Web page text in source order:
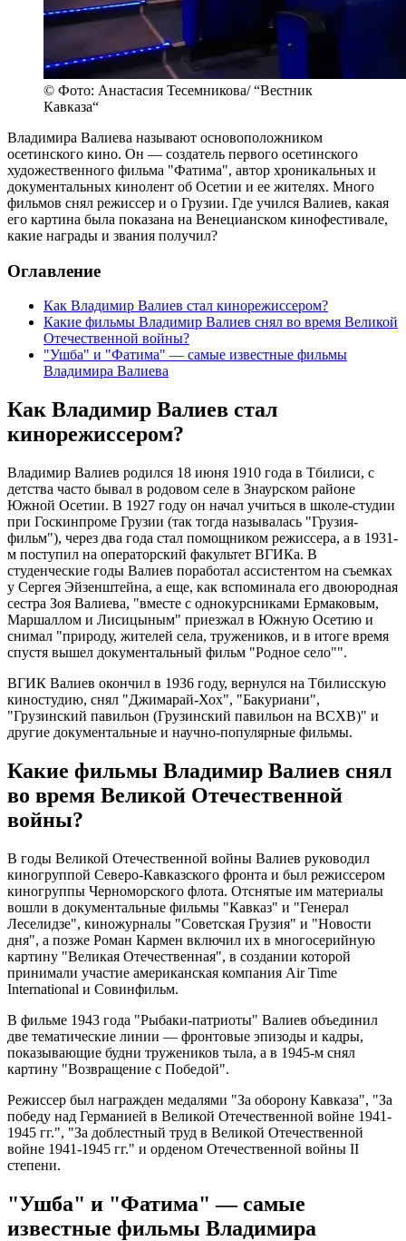
© Фото: Анастасия Тесемникова/ “Вестник
Кавказа“
Владимира Валиева называют основоположником
осетинского кино. Он — создатель первого осетинского
художественного фильма "Фатима", автор хроникальных и
документальных кинолент об Осетии и ее жителях. Много
фильмов снял режиссер и о Грузии. Где учился Валиев, какая
его картина была показана на Венецианском кинофестивале,
какие награды и звания получил?
Оглавление
Как Владимир Валиев стал кинорежиссером?
Какие фильмы Владимир Валиев снял во время Великой
Отечественной войны?
"Ушба" и "Фатима" — самые известные фильмы
Владимира Валиева
Как Владимир Валиев стал
кинорежиссером?
Владимир Валиев родился 18 июня 1910 года в Тбилиси, с
детства часто бывал в родовом селе в Знаурском районе
Южной Осетии. В 1927 году он начал учиться в школе-студии
при Госкинпроме Грузии (так тогда называлась "Грузия-
фильм"), через два года стал помощником режиссера, а в 1931-
м поступил на операторский факультет ВГИКа. В
студенческие годы Валиев поработал ассистентом на съемках
у Сергея Эйзенштейна, а еще, как вспоминала его двоюродная
сестра Зоя Валиева, "вместе с однокурсниками Ермаковым,
Маршаллом и Лисицыным" приезжал в Южную Осетию и
снимал "природу, жителей села, тружеников, и в итоге время
спустя вышел документальный фильм "Родное село"".
ВГИК Валиев окончил в 1936 году, вернулся на Тбилисскую
киностудию, снял "Джимарай-Хох", "Бакуриани",
"Грузинский павильон (Грузинский павильон на ВСХВ)" и
другие документальные и научно-популярные фильмы.
Какие фильмы Владимир Валиев снял
во время Великой Отечественной
войны?
В годы Великой Отечественной войны Валиев руководил
киногруппой Северо-Кавказского фронта и был режиссером
киногруппы Черноморского флота. Отснятые им материалы
вошли в документальные фильмы "Кавказ" и "Генерал
Леселидзе", киножурналы "Советская Грузия" и "Новости
дня", а позже Роман Кармен включил их в многосерийную
картину "Великая Отечественная", в создании которой
принимали участие американская компания Air Time
International и Совинфильм.
В фильме 1943 года "Рыбаки-патриоты" Валиев объединил
две тематические линии — фронтовые эпизоды и кадры,
показывающие будни тружеников тыла, а в 1945-м снял
картину "Возвращение с Победой".
Режиссер был награжден медалями "За оборону Кавказа", "За
победу над Германией в Великой Отечественной войне 1941-
1945 гг.", "За доблестный труд в Великой Отечественной
войне 1941-1945 гг." и орденом Отечественной войны II
степени.
"Ушба" и "Фатима" — самые
известные фильмы Владимира